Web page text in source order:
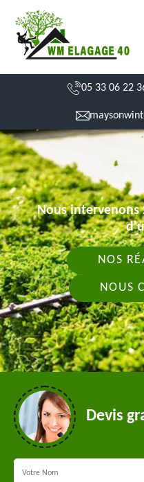
05 33 06 22
Nous intervenons
NOS
NOUS
Devis